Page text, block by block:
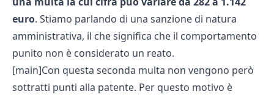
euro. Stiamo parlando di una sanzione di natura
amministrativa, il che significa che il comportamento
punito non è considerato un reato.
[main]Con questa seconda multa non vengono però
sottratti punti alla patente. Per questo motivo è